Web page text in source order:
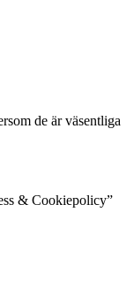
de är väsentliga
& Cookiepolicy”